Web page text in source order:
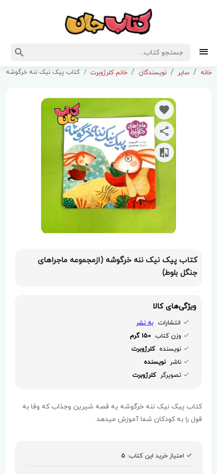
خانه سایر نویسندگان خانم کلرژوبرت کتاب پیک نیک ننه خرگوشه
کتاب پیک نیک ننه خرگوشه (ازمجموعه ماجراهای
جنگل بلوط)
ویژگی‌های کالا
انتشارات به نشر
وزن کتاب 150 گرم
نویسنده کلرژوبرت
ناشر نویسنده
تصویرگر کلرژوبرت
کتاب پیک نیک ننه خرگوشه یه قصه شیرین وجذاب که وفا به
قول را به کودکان شما آموزش میدهد .
امتیاز خرید این کتاب: 5